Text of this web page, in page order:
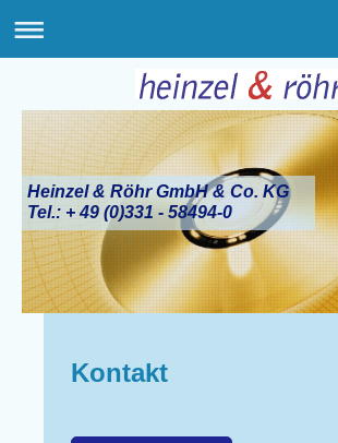
Heinzel & Röhr GmbH & Co. KG
Tel.: + 49 (0)331 - 58494-0
Kontakt